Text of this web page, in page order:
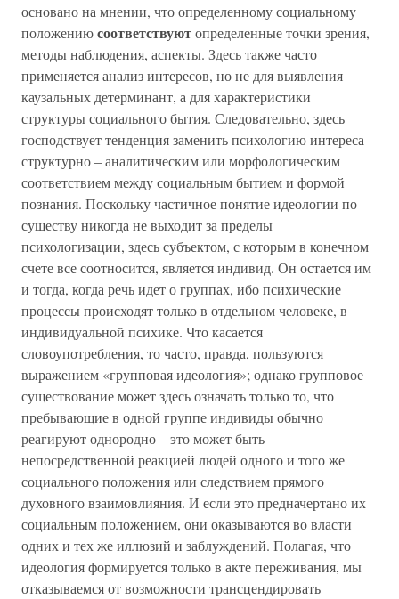
основано на мнении, что определенному социальному
положениюсоответствуютопределенные точки зрения,
методы наблюдения, аспекты. Здесь также часто
применяется анализ интересов, но не для выявления
каузальных детерминант, а для характеристики
структуры социального бытия. Следовательно, здесь
господствует тенденция заменить психологию интереса
структурно – аналитическим или морфологическим
соответствием между социальным бытием и формой
познания. Поскольку частичное понятие идеологии по
существу никогда не выходит за пределы
психологизации, здесь субъектом, с которым в конечном
счете все соотносится, является индивид. Он остается им
и тогда, когда речь идет о группах, ибо психические
процессы происходят только в отдельном человеке, в
индивидуальной психике. Что касается
словоупотребления, то часто, правда, пользуются
выражением «групповая идеология»; однако групповое
существование может здесь означать только то, что
пребывающие в одной группе индивиды обычно
реагируют однородно – это может быть
непосредственной реакцией людей одного и того же
социального положения или следствием прямого
духовного взаимовлияния. И если это предначертано их
социальным положением, они оказываются во власти
одних и тех же иллюзий и заблуждений. Полагая, что
идеология формируется только в акте переживания, мы
отказываемся от возможности трансцендировать